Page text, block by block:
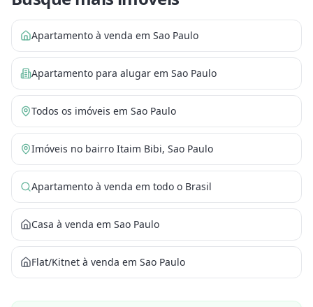
Apartamento à venda em Sao Paulo
Apartamento para alugar em Sao Paulo
Todos os imóveis em Sao Paulo
Imóveis no bairro Itaim Bibi, Sao Paulo
Apartamento à venda em todo o Brasil
Casa à venda em Sao Paulo
Flat/Kitnet à venda em Sao Paulo